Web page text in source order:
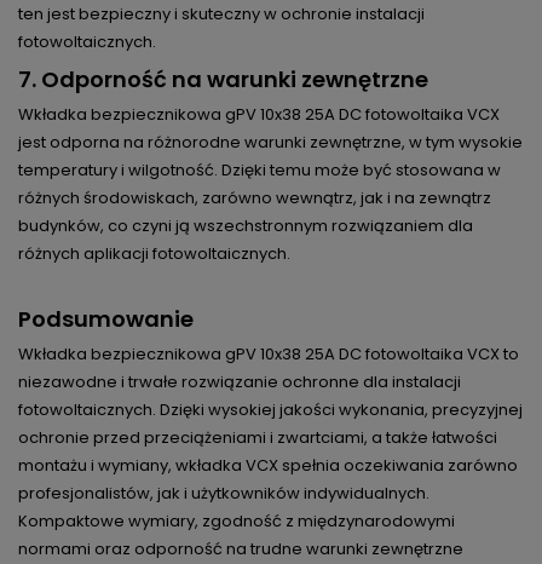
ten jest bezpieczny i skuteczny w ochronie instalacji
fotowoltaicznych.
7. Odporność na warunki zewnętrzne
Wkładka bezpiecznikowa gPV 10x38 25A DC fotowoltaika VCX
jest odporna na różnorodne warunki zewnętrzne, w tym wysokie
temperatury i wilgotność. Dzięki temu może być stosowana w
różnych środowiskach, zarówno wewnątrz, jak i na zewnątrz
budynków, co czyni ją wszechstronnym rozwiązaniem dla
różnych aplikacji fotowoltaicznych.
Podsumowanie
Wkładka bezpiecznikowa gPV 10x38 25A DC fotowoltaika VCX to
niezawodne i trwałe rozwiązanie ochronne dla instalacji
fotowoltaicznych. Dzięki wysokiej jakości wykonania, precyzyjnej
ochronie przed przeciążeniami i zwartciami, a także łatwości
montażu i wymiany, wkładka VCX spełnia oczekiwania zarówno
profesjonalistów, jak i użytkowników indywidualnych.
Kompaktowe wymiary, zgodność z międzynarodowymi
normami oraz odporność na trudne warunki zewnętrzne